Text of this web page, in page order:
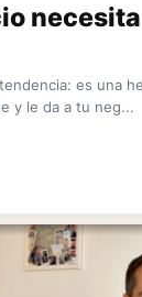
es una
y le da a tu neg...